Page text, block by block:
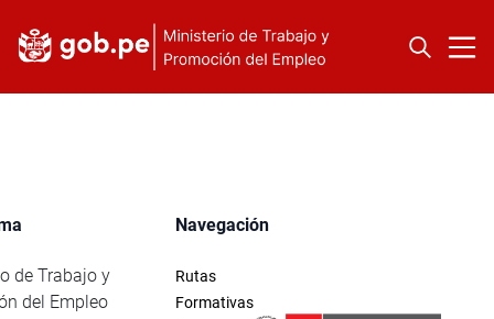
de Trabajo y
del Empleo
Navegación
Rutas
Formativas